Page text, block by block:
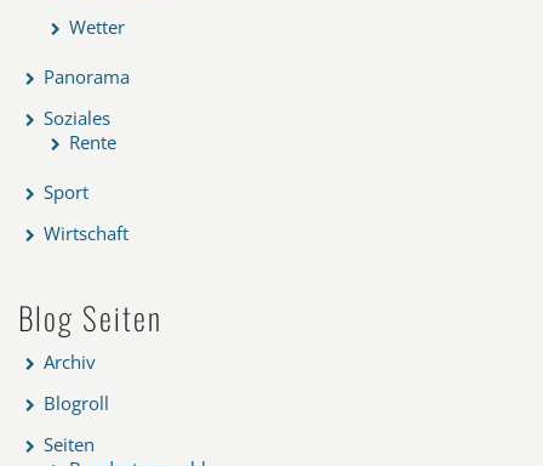
Wetter
Panorama
Soziales
Rente
Sport
Wirtschaft
Blog Seiten
Archiv
Blogroll
Seiten